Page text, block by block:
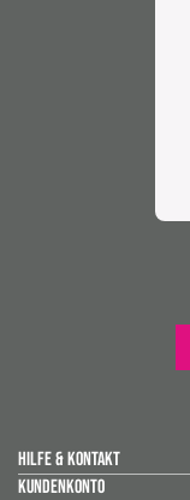
HILFE & KONTAKT
KUNDENKONTO